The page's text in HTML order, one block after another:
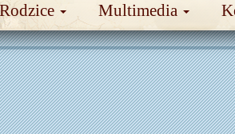
Rodzice Multimedia